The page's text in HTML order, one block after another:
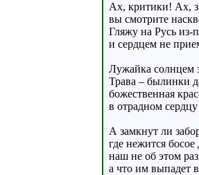
Ах, критики! Ах,
вы смотрите
Гляжу на Русь из-
и сердцем не
Лужайка солнцем
Трава – былинки
божественная
в отрадном
А замкнут ли
где нежится босое
наш не об этом
а что им выпадет